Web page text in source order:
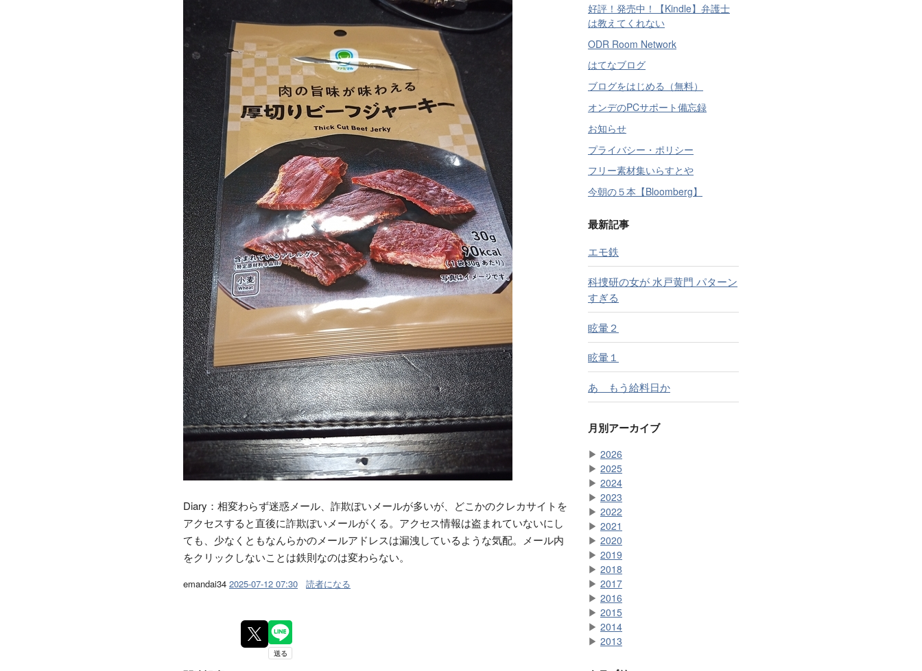
Diary：相変わらず迷惑メール、詐欺ぽいメールが多いが、 どこかのクレカサイトを
アクセスすると直後に詐欺ぽいメールがくる。アクセス情報は盗まれていないにし
ても、少なくともなんらかのメールアドレスは漏洩しているような気配。メール内
をクリックしないことは鉄則なのは変わらない。
emandai34 2025-07-12 07:30 読者になる
好評！発売中！【Kindle】弁護士
は教えてくれない
ODR Room Network
はてなブログ
ブログをはじめる（無料）
オンデのPCサポート備忘録
お知らせ
プライバシー・ポリシー
フリー素材集いらすとや
今朝の５本【Bloomberg】
最新記事
エモ鉄
科捜研の女が 水戸黄門 パターン
すぎる
眩暈２
眩暈１
あ もう給料日か
月別アーカイブ
▶ 2026
▶ 2025
▶ 2024
▶ 2023
▶ 2022
▶ 2021
▶ 2020
▶ 2019
▶ 2018
▶ 2017
▶ 2016
▶ 2015
▶ 2014
▶ 2013